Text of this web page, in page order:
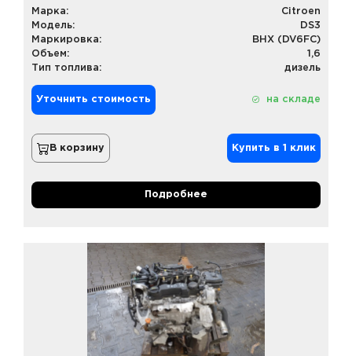
Марка:
Citroen
Модель:
DS3
Маркировка:
BHX (DV6FC)
Объем:
1,6
Тип топлива:
дизель
Уточнить стоимость на складе
В корзину Купить в 1 клик
Подробнее